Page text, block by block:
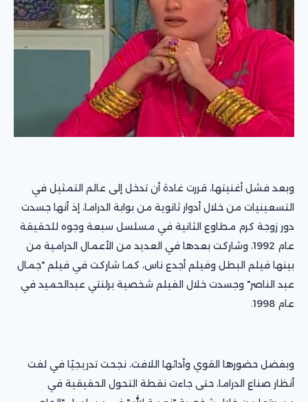
وبعد فشل أغنيتها، قررت غادة أن تدخل إلى عالم التمثيل في
التسعينيات من خلال أدوار ثانوية من بوابة الدراما، إذ أنها جسدت
دور زوجة كرم مطاوع الثانية في مسلسل سبعة وجوه للحقيقة
عام 1992، وشاركت بعدها في العديد من الأعمال الدرامية من
بينها فيلم البطل وفيلم أجدع ناس، كما شاركت في فيلم "جمال
عبد الناصر" وجسدت خلال الفيلم شخصية برلنتي عبدالحميد في
عام 1998.
وبفضل حضورها القوي وأدائها اللافت، نجحت تدريجيًا في لفت
أنظار صناع الدراما، حتى جاءت نقطة التحول الحقيقية في